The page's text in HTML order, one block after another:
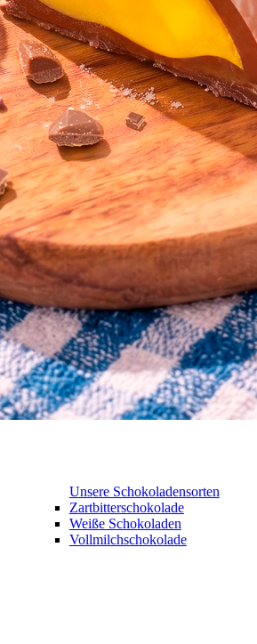
Unsere Schokoladensorten
Zartbitterschokolade
Weiße Schokoladen
Vollmilchschokolade